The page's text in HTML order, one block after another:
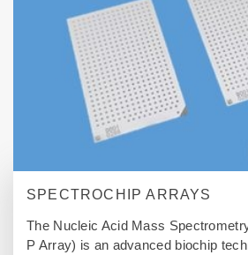
SPECTROCHIP ARRAYS
The Nucleic Acid Mass
P Array) is an advanced biochip